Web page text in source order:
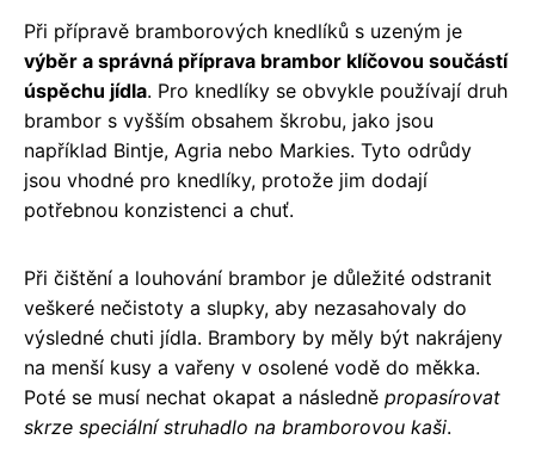
Při přípravě bramborových knedlíků s uzeným je
výběr a správná příprava brambor klíčovou součástí
úspěchu jídla. Pro knedlíky se obvykle používají druh
brambor s vyšším obsahem škrobu, jako jsou
například Bintje, Agria nebo Markies. Tyto odrůdy
jsou vhodné pro knedlíky, protože jim dodají
potřebnou konzistenci a chuť.
Při čištění a louhování brambor je důležité odstranit
veškeré nečistoty a slupky, aby nezasahovaly do
výsledné chuti jídla. Brambory by měly být nakrájeny
na menší kusy a vařeny v osolené vodě do měkka.
Poté se musí nechat okapat a následně propasírovat
skrze speciální struhadlo na bramborovou kaši.